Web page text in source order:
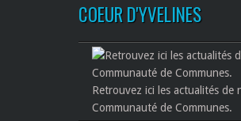
COEUR D'YVELINES
Retrouvez ici les actualités de
Communauté de Communes.